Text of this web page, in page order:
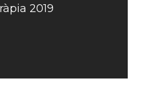
2019